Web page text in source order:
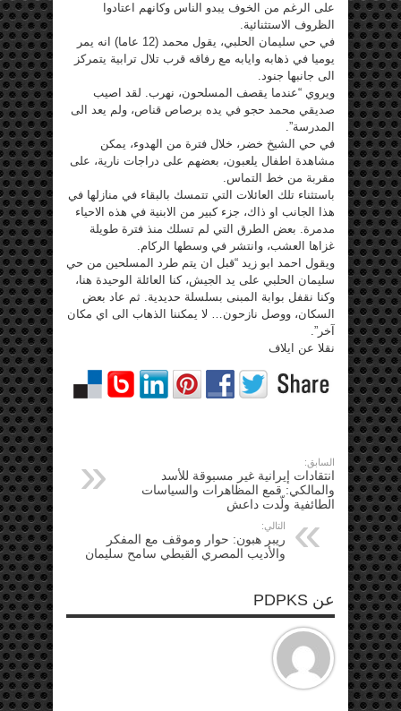
على الرغم من الخوف يبدو الناس وكانهم اعتادوا
الظروف الاستثنائية.
في حي سليمان الحلبي، يقول محمد (12 عاما) انه يمر
يوميا في ذهابه وايابه مع رفاقه قرب تلال ترابية يتمركز
الى جانبها جنود.
ويروي “عندما يقصف المسلحون، نهرب. لقد اصيب
صديقي محمد حجو في يده برصاص قناص، ولم يعد الى
المدرسة”.
في حي الشيخ خضر، خلال فترة من الهدوء، يمكن
مشاهدة اطفال يلعبون، بعضهم على دراجات نارية، على
مقربة من خط التماس.
باستثناء تلك العائلات التي تتمسك بالبقاء في منازلها في
هذا الجانب او ذاك، جزء كبير من الابنية في هذه الاحياء
مدمرة. بعض الطرق التي لم تسلك منذ فترة طويلة
غزاها العشب، وانتشر في وسطها الركام.
ويقول احمد ابو زيد “قبل ان يتم طرد المسلحين من حي
سليمان الحلبي على يد الجيش، كنا العائلة الوحيدة هنا،
وكنا نقفل بوابة المبنى بسلسلة حديدية. ثم عاد بعض
السكان، ووصل نازحون… لا يمكننا الذهاب الى اي مكان
آخر”.
نقلا عن ايلاف
السابق:
انتقادات إيرانية غير مسبوقة للأسد
والمالكي: قمع المظاهرات والسياسات
الطائفية ولّدت داعش
التالي:
ريبر هبون: حوار وموقف مع المفكر
والأديب المصري القبطي سامح سليمان
عن PDPKS